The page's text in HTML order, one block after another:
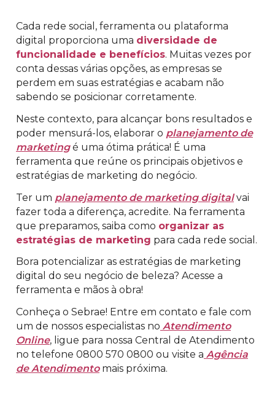
Cada rede social, ferramenta ou plataforma
digital proporciona uma diversidade de
funcionalidade e benefícios. Muitas vezes por
conta dessas várias opções, as empresas se
perdem em suas estratégias e acabam não
sabendo se posicionar corretamente.
Neste contexto, para alcançar bons resultados e
poder mensurá-los, elaborar o planejamento de
marketingé uma ótima prática! É uma
ferramenta que reúne os principais objetivos e
estratégias de marketing do negócio.
Ter um planejamento de marketing digitalvai
fazer toda a diferença, acredite. Na ferramenta
que preparamos, saiba como organizar as
estratégias de marketing para cada rede social.
Bora potencializar as estratégias de marketing
digital do seu negócio de beleza? Acesse a
ferramenta e mãos à obra!
Conheça o Sebrae! Entre em contato e fale com
um de nossos especialistas no Atendimento
Online, ligue para nossa Central de Atendimento
no telefone 0800 570 0800 ou visite a Agência
de Atendimentomais próxima.